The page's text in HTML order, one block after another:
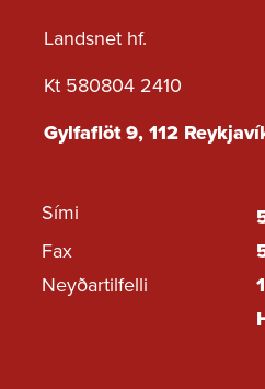
Landsnet hf.
Kt 580804 2410
Gylfaflöt 9, 112
Sími
Fax
Neyðartilfelli